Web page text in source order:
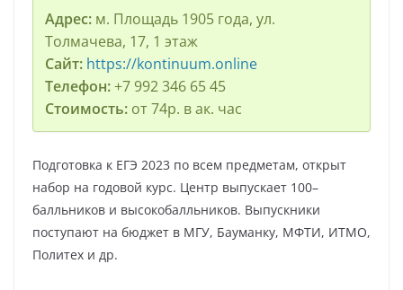
Адрес:м. Площадь 1905 года, ул.
Толмачева, 17, 1 этаж
Сайт: https://kontinuum.online
Телефон:+7 992 346 65 45
Стоимость:от 74р. в ак. час
Подготовка к ЕГЭ 2023 по всем предметам, открыт
набор на годовой курс. Центр выпускает 100–
балльников и высокобалльников. Выпускники
поступают на бюджет в МГУ, Бауманку, МФТИ, ИТМО,
Политех и др.